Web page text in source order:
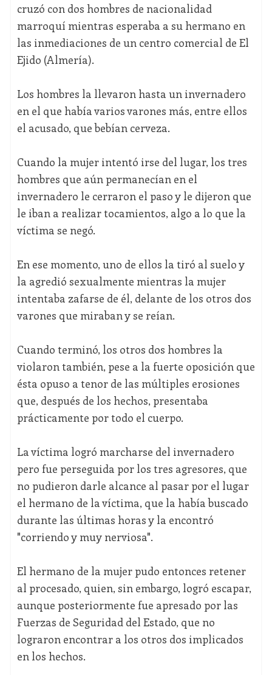
cruzó con dos hombres de nacionalidad
marroquí mientras esperaba a su hermano en
las inmediaciones de un centro comercial de El
Ejido (Almería).
Los hombres la llevaron hasta un invernadero
en el que había varios varones más, entre ellos
el acusado, que bebían cerveza.
Cuando la mujer intentó irse del lugar, los tres
hombres que aún permanecían en el
invernadero le cerraron el paso y le dijeron que
le iban a realizar tocamientos, algo a lo que la
víctima se negó.
En ese momento, uno de ellos la tiró al suelo y
la agredió sexualmente mientras la mujer
intentaba zafarse de él, delante de los otros dos
varones que miraban y se reían.
Cuando terminó, los otros dos hombres la
violaron también, pese a la fuerte oposición que
ésta opuso a tenor de las múltiples erosiones
que, después de los hechos, presentaba
prácticamente por todo el cuerpo.
La víctima logró marcharse del invernadero
pero fue perseguida por los tres agresores, que
no pudieron darle alcance al pasar por el lugar
el hermano de la víctima, que la había buscado
durante las últimas horas y la encontró
"corriendo y muy nerviosa".
El hermano de la mujer pudo entonces retener
al procesado, quien, sin embargo, logró escapar,
aunque posteriormente fue apresado por las
Fuerzas de Seguridad del Estado, que no
lograron encontrar a los otros dos implicados
en los hechos.